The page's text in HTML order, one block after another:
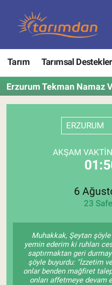
Tarım Tarımsal Destekler
Erzurum Tekman Namaz
ERZURUM
AKŞAM
6
23
Muhakkak, Şeytan
yemin ederim ki ruhları
saptırmaktan geri
şöyle buyurdu: "İzzetim
onlar benden mağfiret
onları affetmeye devam
Tarım
Hayvancılık
Gıda
Tarım Bakanlığı
Pankobirlik
Et fiyatları
Nöbetçi Eczaneler
Hava Durumu
Trafik Durumu
Son Dakika Haberleri